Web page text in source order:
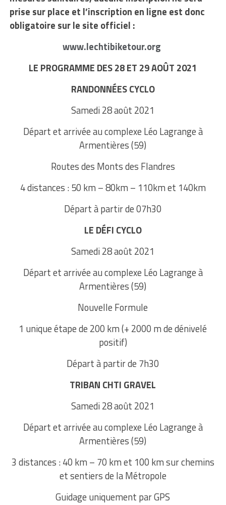
prise sur place et l’inscription en ligne est donc
obligatoire sur le site officiel :
www.lechtibiketour.org
LE PROGRAMME DES 28 ET 29 AOÛT 2021
RANDONNÉES CYCLO
Samedi 28 août 2021
Départ et arrivée au complexe Léo Lagrange à
Armentières (59)
Routes des Monts des Flandres
4 distances : 50 km – 80km – 110km et 140km
Départ à partir de 07h30
LE DÉFI CYCLO
Samedi 28 août 2021
Départ et arrivée au complexe Léo Lagrange à
Armentières (59)
Nouvelle Formule
1 unique étape de 200 km (+ 2000 m de dénivelé
positif)
Départ à partir de 7h30
TRIBAN CHTI GRAVEL
Samedi 28 août 2021
Départ et arrivée au complexe Léo Lagrange à
Armentières (59)
3 distances : 40 km – 70 km et 100 km sur chemins
et sentiers de la Métropole
Guidage uniquement par GPS